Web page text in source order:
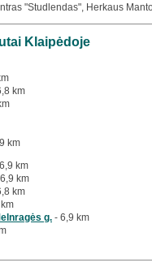
"Studlendas", Herkaus
Klaipėdoje
km
km
km
km
km
g. - 6,9 km